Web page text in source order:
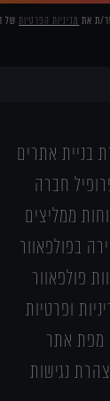
ת את מדיניות הפרטיותשל
בניית אתרים
חברה
ממליצים
בפולפאוור
פולפאוור
ופרטיות
מפת אתר
נגישות